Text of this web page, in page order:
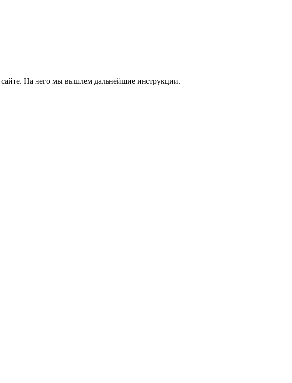
сайте. На него мы вышлем дальнейшие инструкции.